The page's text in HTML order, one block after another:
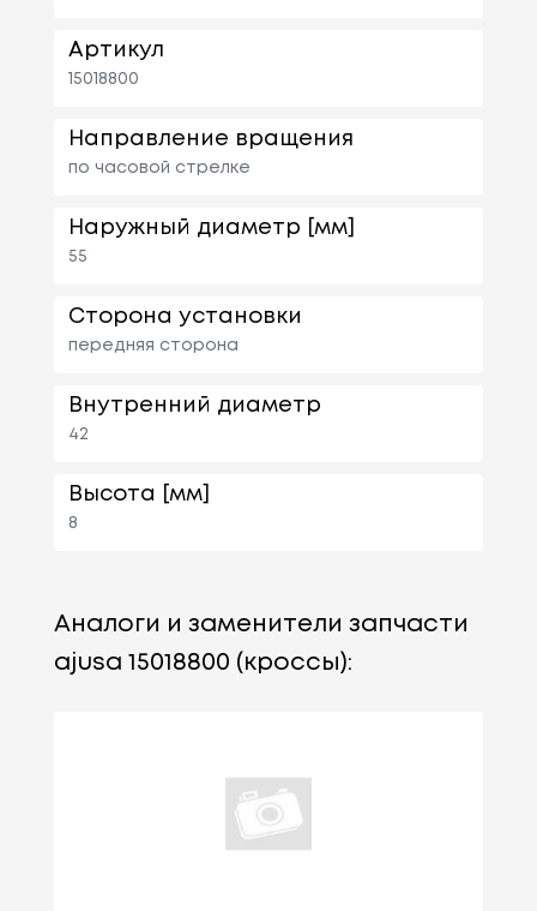
Артикул
15018800
Направление вращения
по часовой стрелке
Наружный диаметр [мм]
55
Сторона установки
передняя сторона
Внутренний диаметр
42
Высота [мм]
8
Аналоги и заменители запчасти
ajusa 15018800 (кроссы):